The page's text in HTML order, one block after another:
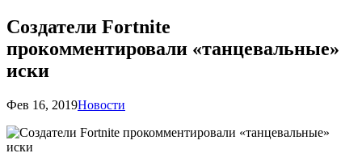
Создатели Fortnite
прокомментировали «танцевальные»
иски
Фев 16, 2019Новости